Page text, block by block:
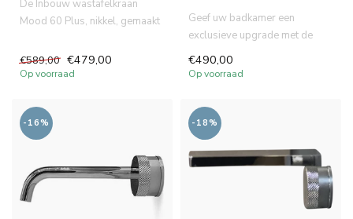
De Inbouw wastafelkraan
Mood 60 Plus, nikkel, gemaakt
€589,00 €479,00
Op voorraad
Geef uw badkamer een
exclusieve upgrade met de
een uniek...
€490,00
Op voorraad
-16% -18%